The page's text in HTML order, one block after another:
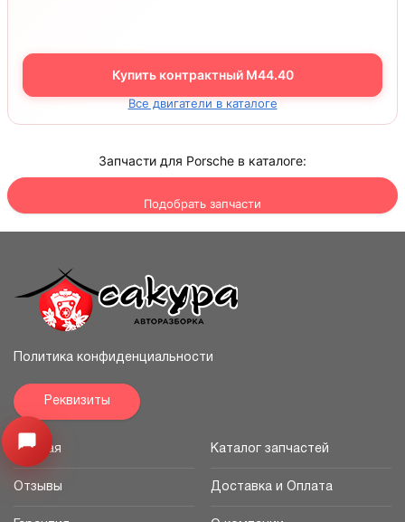
Купить контрактный M44.40
Все двигатели в каталоге
Запчасти для Porsche в каталоге:
Подобрать запчасти
Открыть меню
Политика конфиденциальности
Реквизиты
Главная Каталог запчастей
Отзывы Доставка и Оплата